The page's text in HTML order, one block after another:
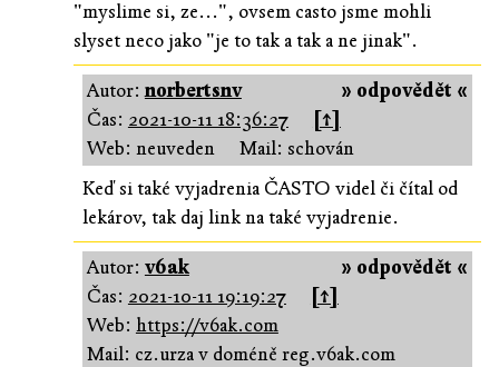
"myslime si, ze...", ovsem casto jsme mohli
slyset neco jako "je to tak a tak a ne jinak".
» odpovědět «
Autor:norbertsnv
Čas: 2021-10-11 18:36:27
[↑]
Web: neuveden
Mail: schován
Keď si také vyjadrenia ČASTO videl či čítal od
lekárov, tak daj link na také vyjadrenie.
» odpovědět «
Autor: v6ak
Čas: 2021-10-11 19:19:27
[↑]
Web: https://v6ak.com
Mail: cz.urza v doméně reg.v6ak.com